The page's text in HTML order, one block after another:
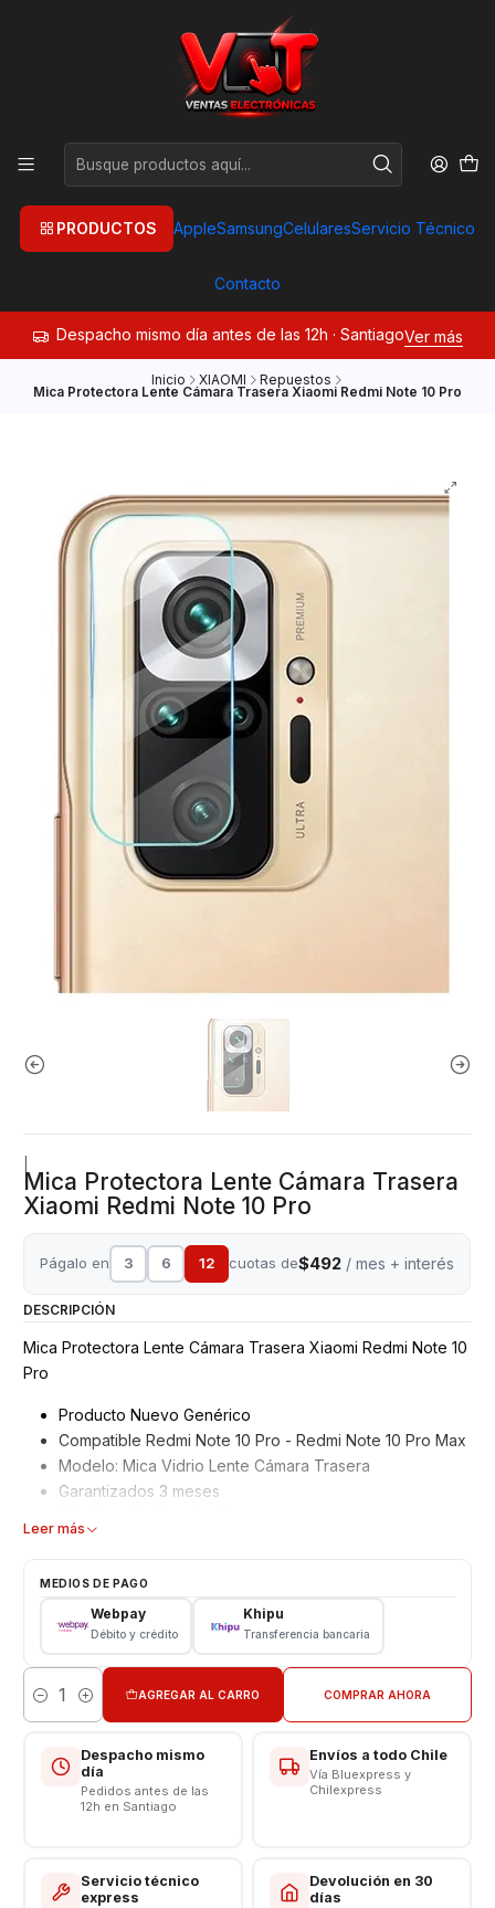
PRODUCTOS AppleSamsungCelularesServicio Técnico
Contacto
Despacho mismo día antes de las 12h · SantiagoVer más
Inicio XIAOMI Repuestos
Mica Protectora Lente Cámara Trasera Xiaomi Redmi Note 10 Pro
Mica Protectora Lente Cámara Trasera
Xiaomi Redmi Note 10 Pro
Págalo en 3 6 12 cuotas de$492 / mes + interés
DESCRIPCIÓN
Mica Protectora Lente Cámara Trasera Xiaomi Redmi Note 10
Pro
Producto Nuevo Genérico
Compatible Redmi Note 10 Pro - Redmi Note 10 Pro Max
Modelo: Mica Vidrio Lente Cámara Trasera
Garantizados 3 meses
Tipo: Protectora
VALOR INCLUYE INSTALACIÓN EN TIENDA
Leer más
MEDIOS DE PAGO
Webpay
Débito y crédito
Khipu
Transferencia bancaria
Cantidad
AGREGAR AL CARRO COMPRAR AHORA
Despacho mismo
día
Pedidos antes de las
12h en Santiago
Envíos a todo Chile
Vía Bluexpress y
Chilexpress
Servicio técnico
express
Devolución en 30
días